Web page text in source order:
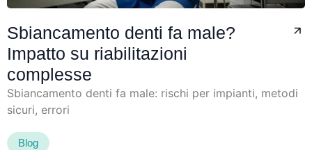
Sbiancamento denti fa male?
Impatto su riabilitazioni
complesse
Sbiancamento denti fa male: rischi per impianti, metodi
sicuri, errori
Blog